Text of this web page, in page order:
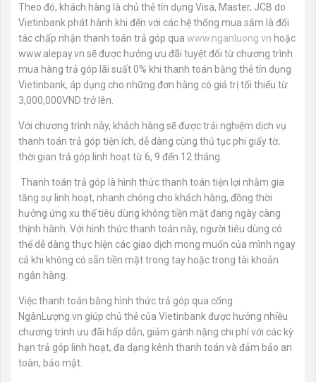
Theo đó, khách hàng là chủ thẻ tín dụng Visa, Master, JCB do
Vietinbank phát hành khi đến với các hệ thống mua sắm là đối
tác chấp nhận thanh toán trả góp qua www.nganluong.vn hoặc
www.alepay.vn sẽ được hưởng ưu đãi tuyệt đối từ chương trình
mua hàng trả góp lãi suất 0% khi thanh toán bằng thẻ tín dụng
Vietinbank, áp dụng cho những đơn hàng có giá trị tối thiểu từ
3,000,000VND trở lên.
Với chương trình này, khách hàng sẽ được trải nghiệm dịch vụ
thanh toán trả góp tiện ích, dễ dàng cùng thủ tục phi giấy tờ,
thời gian trả góp linh hoạt từ 6, 9 đến 12 tháng.
Thanh toán trả góp là hình thức thanh toán tiện lợi nhằm gia
tăng sự linh hoạt, nhanh chóng cho khách hàng, đồng thời
hưởng ứng xu thế tiêu dùng không tiền mặt đang ngày càng
thịnh hành. Với hình thức thanh toán này, người tiêu dùng có
thể dễ dàng thực hiện các giao dịch mong muốn của mình ngay
cả khi không có sẵn tiền mặt trong tay hoặc trong tài khoản
ngân hàng.
Việc thanh toán bằng hình thức trả góp qua cổng
NgânLượng.vn giúp chủ thẻ của Vietinbank được hưởng nhiều
chương trình ưu đãi hấp dẫn, giảm gánh nặng chi phí với các kỳ
hạn trả góp linh hoạt, đa dạng kênh thanh toán và đảm bảo an
toàn, bảo mật.